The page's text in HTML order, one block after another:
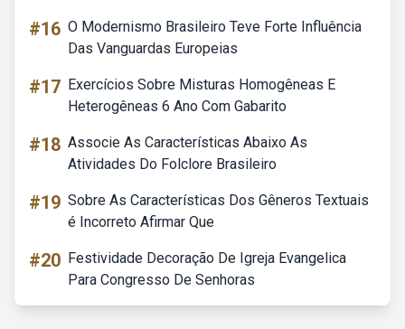
#16 O Modernismo Brasileiro Teve Forte Influência
Das Vanguardas Europeias
#17 Exercícios Sobre Misturas Homogêneas E
Heterogêneas 6 Ano Com Gabarito
#18 Associe As Características Abaixo As
Atividades Do Folclore Brasileiro
#19 Sobre As Características Dos Gêneros Textuais
é Incorreto Afirmar Que
#20 Festividade Decoração De Igreja Evangelica
Para Congresso De Senhoras